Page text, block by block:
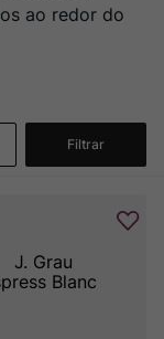
ao redor do
Filtrar